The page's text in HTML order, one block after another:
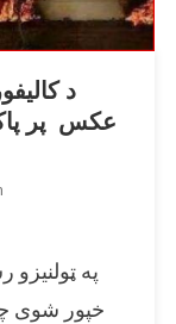
د
عکس پر
په
خپور شوی